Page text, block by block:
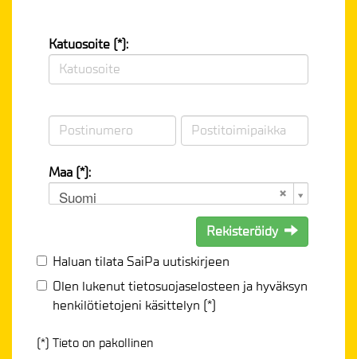
Katuosoite (*):
Maa (*):
Suomi
Rekisteröidy
Haluan tilata SaiPa uutiskirjeen
Olen lukenuttietosuojaselosteen ja hyväksyn
henkilötietojeni käsittelyn (*)
(*) Tieto on pakollinen